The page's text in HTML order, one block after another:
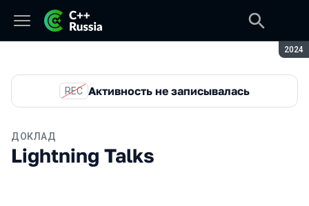
2024
REC Активность не записывалась
ДОКЛАД
Lightning Talks